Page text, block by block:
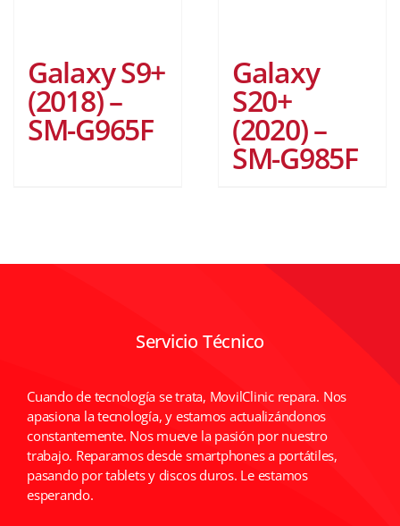
Galaxy S9+
(2018) –
SM-G965F
Galaxy
S20+
(2020) –
SM-G985F
Servicio Técnico
Cuando de tecnología se trata, MovilClinic repara. Nos
apasiona la tecnología, y estamos actualizándonos
constantemente. Nos mueve la pasión por nuestro
trabajo. Reparamos desde smartphones a portátiles,
pasando por tablets y discos duros. Le estamos
esperando.